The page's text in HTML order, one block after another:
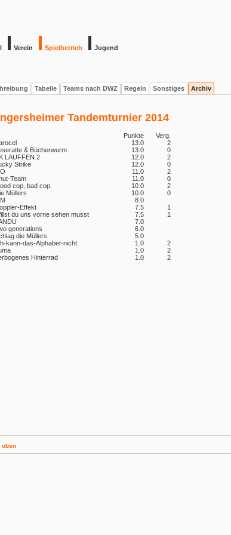
Verein Spielbetrieb Jugend
Tabelle Teams nach DWZ Regeln Sonstiges Archiv
Tandemturnier 2014
Punkte
Verg.
13.0
2
& Bücherwurm 13.0
0
LAUFFEN 2 12.0
2
Strike 12.0
0
11.0
2
Team 11.0
0
cop, bad cop. 10.0
2
Müllers 10.0
0
8.0
Effekt 7.5
1
du uns vorne sehen musst 7.5
1
7.0
generations
6.0
die Müllers
5.0
kann-das-Alphabet-nicht 1.0
2
1.0
2
Hinterrad
1.0 2
oben